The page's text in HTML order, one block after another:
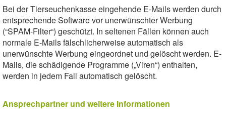
Bei der Tierseuchenkasse eingehende E-Mails werden durch
entsprechende Software vor unerwünschter Werbung
(“SPAM-Filter“) geschützt. In seltenen Fällen können auch
normale E-Mails fälschlicherweise automatisch als
unerwünschte Werbung eingeordnet und gelöscht werden. E-
Mails, die schädigende Programme („Viren“) enthalten,
werden in jedem Fall automatisch gelöscht.
Ansprechpartner und weitere Informationen